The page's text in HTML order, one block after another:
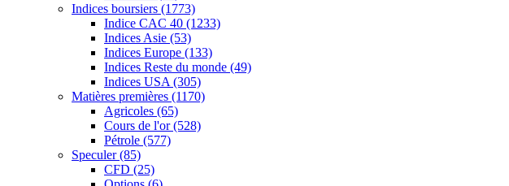
Indices boursiers (1773)
Indice CAC 40 (1233)
Indices Asie (53)
Indices Europe (133)
Indices Reste du monde (49)
Indices USA (305)
Matières premières (1170)
Agricoles (65)
Cours de l'or(528)
Pétrole (577)
Speculer(85)
CFD (25)